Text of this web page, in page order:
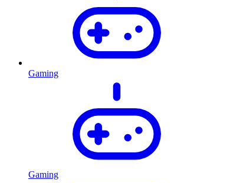
Gaming
Gaming